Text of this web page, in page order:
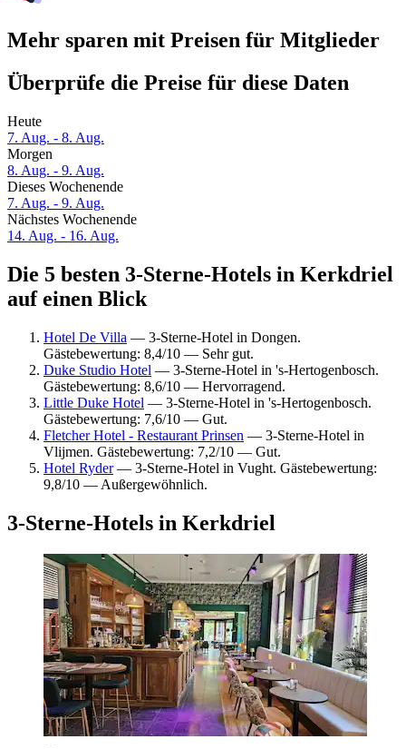
Mehr sparen mit Preisen für Mitglieder
Überprüfe die Preise für diese Daten
Heute
7. Aug. - 8. Aug.
Morgen
8. Aug. - 9. Aug.
Dieses Wochenende
7. Aug. - 9. Aug.
Nächstes Wochenende
14. Aug. - 16. Aug.
Die 5 besten 3-Sterne-Hotels in Kerkdriel
auf einen Blick
Hotel De Villa — 3-Sterne-Hotel in Dongen.
Gästebewertung: 8,4/10 — Sehr gut.
Duke Studio Hotel — 3-Sterne-Hotel in 's-Hertogenbosch.
Gästebewertung: 8,6/10 — Hervorragend.
Little Duke Hotel — 3-Sterne-Hotel in 's-Hertogenbosch.
Gästebewertung: 7,6/10 — Gut.
Fletcher Hotel - Restaurant Prinsen — 3-Sterne-Hotel in
Vlijmen. Gästebewertung: 7,2/10 — Gut.
Hotel Ryder— 3-Sterne-Hotel in Vught. Gästebewertung:
9,8/10 — Außergewöhnlich.
3-Sterne-Hotels in Kerkdriel